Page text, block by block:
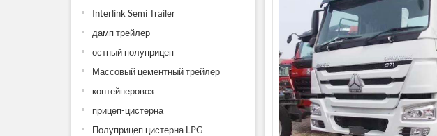
Interlink Semi Trailer
дамп трейлер
остный полуприцеп
Массовый цементный трейлер
контейнеровоз
прицеп-цистерна
Полуприцеп цистерна LPG